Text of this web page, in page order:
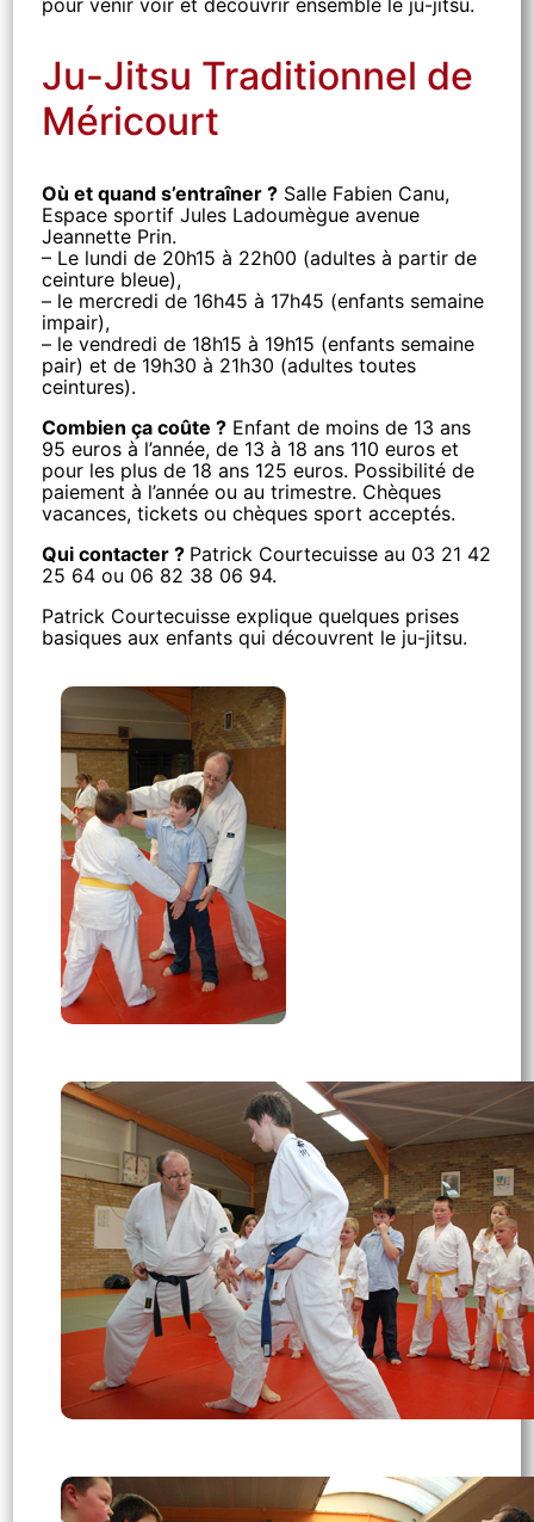
pour venir voir et découvrir ensemble le ju-jitsu.
Ju-Jitsu Traditionnel de
Méricourt
Où et quand s’entraîner ? Salle Fabien Canu,
Espace sportif Jules Ladoumègue avenue
Jeannette Prin.
– Le lundi de 20h15 à 22h00 (adultes à partir de
ceinture bleue),
– le mercredi de 16h45 à 17h45 (enfants semaine
impair),
– le vendredi de 18h15 à 19h15 (enfants semaine
pair) et de 19h30 à 21h30 (adultes toutes
ceintures).
Combien ça coûte ? Enfant de moins de 13 ans
95 euros à l’année, de 13 à 18 ans 110 euros et
pour les plus de 18 ans 125 euros. Possibilité de
paiement à l’année ou au trimestre. Chèques
vacances, tickets ou chèques sport acceptés.
Qui contacter ? Patrick Courtecuisse au 03 21 42
25 64 ou 06 82 38 06 94.
Patrick Courtecuisse explique quelques prises
basiques aux enfants qui découvrent le ju-jitsu.